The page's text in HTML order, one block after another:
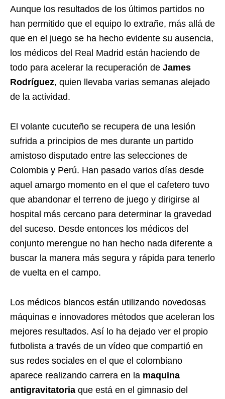
Aunque los resultados de los últimos partidos no
han permitido que el equipo lo extrañe, más allá de
que en el juego se ha hecho evidente su ausencia,
los médicos del Real Madrid están haciendo de
todo para acelerar la recuperación de James
Rodríguez, quien llevaba varias semanas alejado
de la actividad.
El volante cucuteño se recupera de una lesión
sufrida a principios de mes durante un partido
amistoso disputado entre las selecciones de
Colombia y Perú. Han pasado varios días desde
aquel amargo momento en el que el cafetero tuvo
que abandonar el terreno de juego y dirigirse al
hospital más cercano para determinar la gravedad
del suceso. Desde entonces los médicos del
conjunto merengue no han hecho nada diferente a
buscar la manera más segura y rápida para tenerlo
de vuelta en el campo.
Los médicos blancos están utilizando novedosas
máquinas e innovadores métodos que aceleran los
mejores resultados. Así lo ha dejado ver el propio
futbolista a través de un vídeo que compartió en
sus redes sociales en el que el colombiano
aparece realizando carrera en la maquina
antigravitatoria que está en el gimnasio del